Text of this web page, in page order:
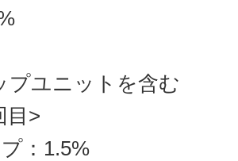
プユニットを含む
目>
：1.5%